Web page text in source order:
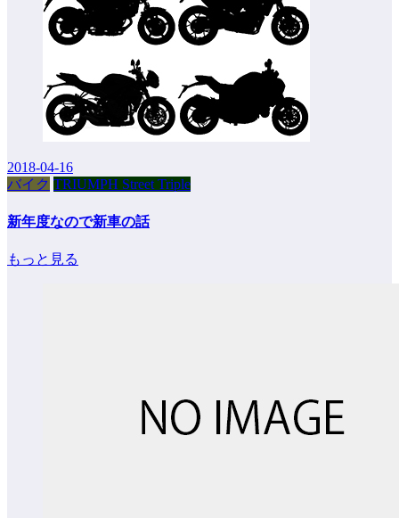
2018-04-16
バイク TRIUMPH Street Triple
新年度なので新車の話
もっと見る